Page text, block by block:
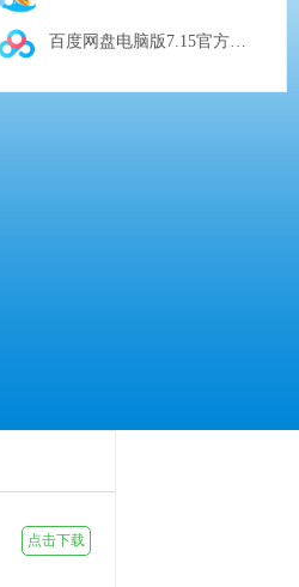
百度网盘电脑版7.15官方电脑版
点击下载